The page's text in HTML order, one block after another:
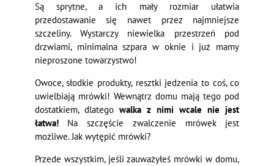
Są sprytne, a ich mały rozmiar ułatwia
przedostawanie się nawet przez najmniejsze
szczeliny. Wystarczy niewielka przestrzeń pod
drzwiami, minimalna szpara w oknie i już mamy
nieproszone towarzystwo!
Owoce, słodkie produkty, resztki jedzenia to coś, co
uwielbiają mrówki! Wewnątrz domu mają tego pod
dostatkiem, dlatego walka z nimi wcale nie jest
łatwa!Na szczęście zwalczenie mrówek jest
możliwe. Jak wytępić mrówki?
Przede wszystkim, jeśli zauważyłeś mrówki w domu,